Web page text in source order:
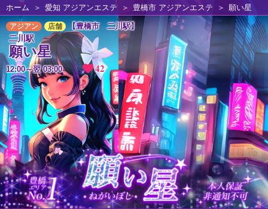
ホーム 愛知 アジアンエステ 豊橋市 アジアンエステ 願い星
アジアン 店舗 【豊橋市 二川駅】
二川駅
願い星
12:00～翌 03:00 42